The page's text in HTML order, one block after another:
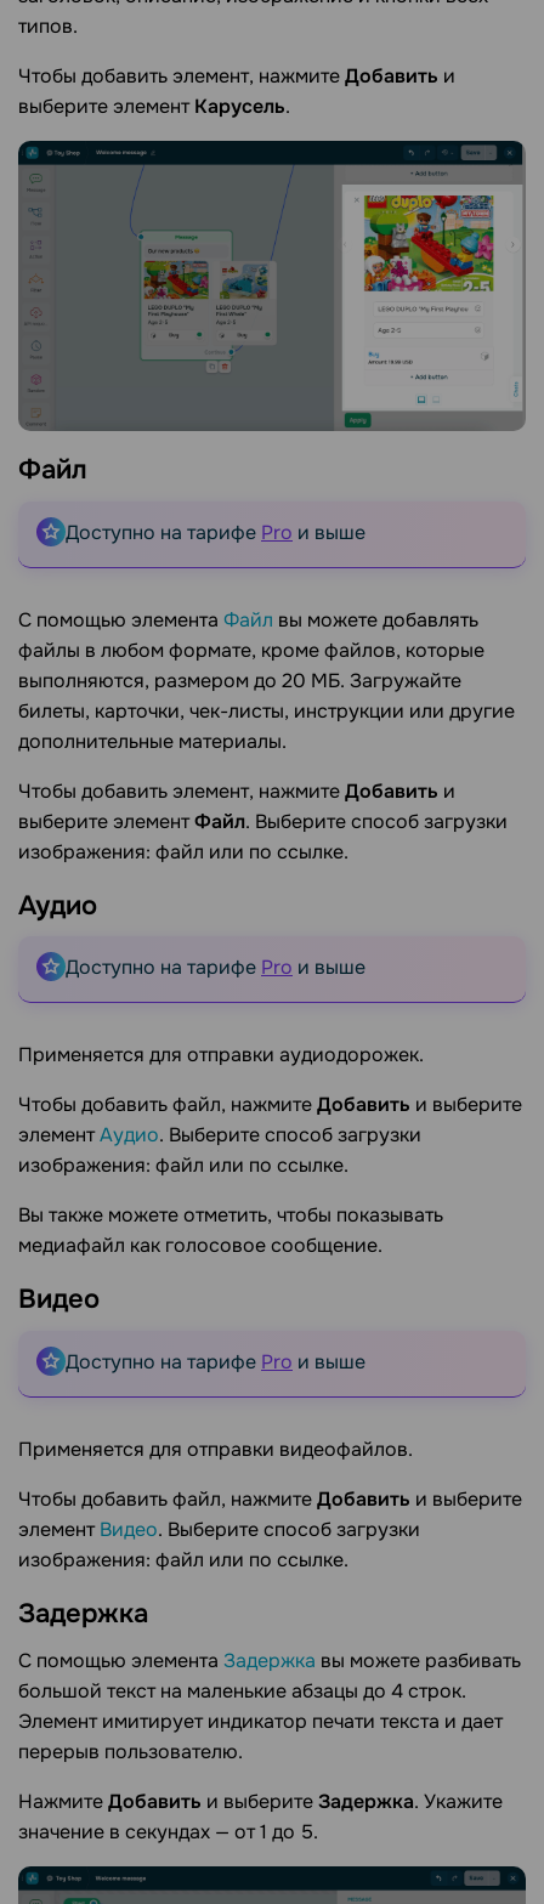
типов.
Чтобы добавить элемент, нажмитеДобавить и
выберите элементКарусель.
Файл
Доступно на тарифе Pro и выше
С помощью элемента Файл вы можете добавлять
файлы в любом формате, кроме файлов, которые
выполняются, размером до 20 МБ. Загружайте
билеты, карточки, чек-листы, инструкции или другие
дополнительные материалы.
Чтобы добавить элемент, нажмитеДобавить и
выберите элементФайл. Выберите способ загрузки
изображения: файл или по ссылке.
Аудио
Доступно на тарифе Pro и выше
Применяется для отправки аудиодорожек.
Чтобы добавить файл, нажмитеДобавить и выберите
элементАудио. Выберите способ загрузки
изображения: файл или по ссылке.
Вы также можете отметить, чтобы показывать
медиафайл как голосовое сообщение.
Видео
Доступно на тарифе Pro и выше
Применяется для отправки видеофайлов.
Чтобы добавить файл, нажмитеДобавить и выберите
элементВидео. Выберите способ загрузки
изображения: файл или по ссылке.
Задержка
С помощью элемента Задержка вы можете разбивать
большой текст на маленькие абзацы до 4 строк.
Элемент имитирует индикатор печати текста и дает
перерыв пользователю.
НажмитеДобавить и выберитеЗадержка. Укажите
значение в секундах — от 1 до 5.